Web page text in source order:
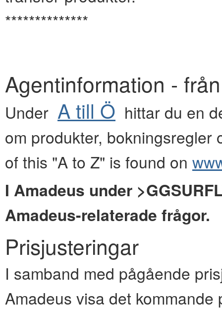
**************
Agentinformation -
Under A till Ö hittar du en
om produkter, bokningsregler
of this "A to Z" is found on
I Amadeus under
Amadeus-relaterade frågor.
Prisjusteringar
I samband med pågående
Amadeus visa det